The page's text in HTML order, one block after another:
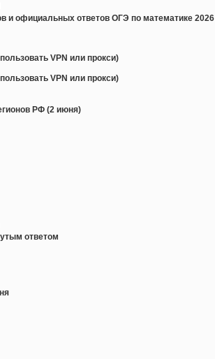
и официальных ответов ОГЭ по математике
VPN или прокси)
VPN или прокси)
РФ (2 июня)
ответом